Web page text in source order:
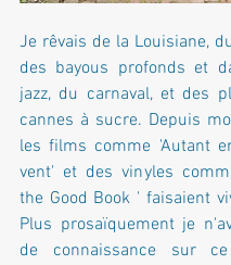
Je rêvais de la Louisiane,
des bayous profonds et
jazz, du carnaval, et des
cannes à sucre. Depuis
les films comme 'Autant
vent' et des vinyles
the Good Book ' faisaient
Plus prosaïquement je
de connaissance sur